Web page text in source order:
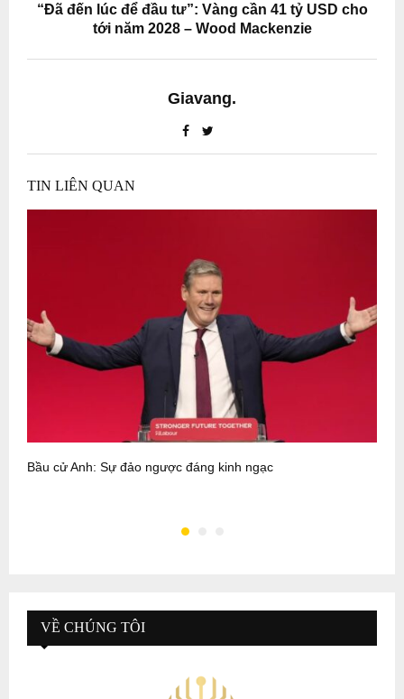
“Đã đến lúc để đầu tư”: Vàng cần 41 tỷ USD cho
tới năm 2028 – Wood Mackenzie
Giavang.
TIN LIÊN QUAN
Bầu cử Anh: Sự đảo ngược đáng kinh ngạc
VỀ CHÚNG TÔI